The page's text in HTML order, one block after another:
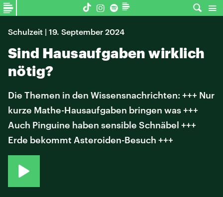
Schulzeit | 19. September 2024
Sind Hausaufgaben wirklich
nötig?
Die Themen in den Wissensnachrichten: +++ Nur
kurze Mathe-Hausaufgaben bringen was +++
Auch Pinguine haben sensible Schnäbel +++
Erde bekommt Asteroiden-Besuch +++